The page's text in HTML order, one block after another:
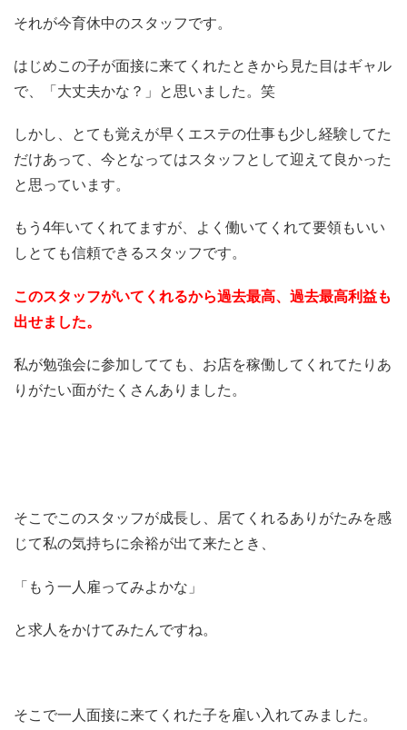
それが今育休中のスタッフです。
はじめこの子が面接に来てくれたときから見た目はギャル
で、「大丈夫かな？」と思いました。笑
しかし、とても覚えが早くエステの仕事も少し経験してた
だけあって、今となってはスタッフとして迎えて良かった
と思っています。
もう4年いてくれてますが、よく働いてくれて要領もいい
しとても信頼できるスタッフです。
このスタッフがいてくれるから過去最高、過去最高利益も
出せました。
私が勉強会に参加してても、お店を稼働してくれてたりあ
りがたい面がたくさんありました。
そこでこのスタッフが成長し、居てくれるありがたみを感
じて私の気持ちに余裕が出て来たとき、
「もう一人雇ってみよかな」
と求人をかけてみたんですね。
そこで一人面接に来てくれた子を雇い入れてみました。